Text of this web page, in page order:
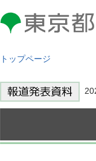
東京都 TOKYO
GOVERNMENT
トップページ